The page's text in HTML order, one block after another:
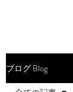
ブログ Blog